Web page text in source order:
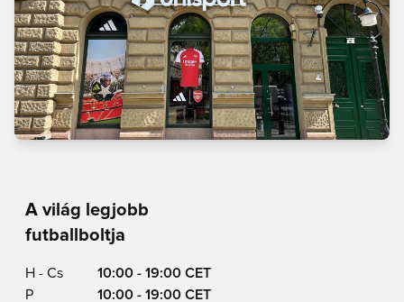
A világ legjobb
futballboltja
H - Cs
10:00 - 19:00 CET
P
10:00 - 19:00 CET